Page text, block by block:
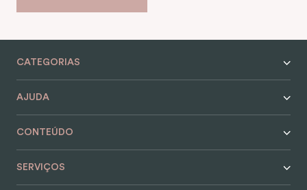
CATEGORIAS
AJUDA
CONTEÚDO
SERVIÇOS